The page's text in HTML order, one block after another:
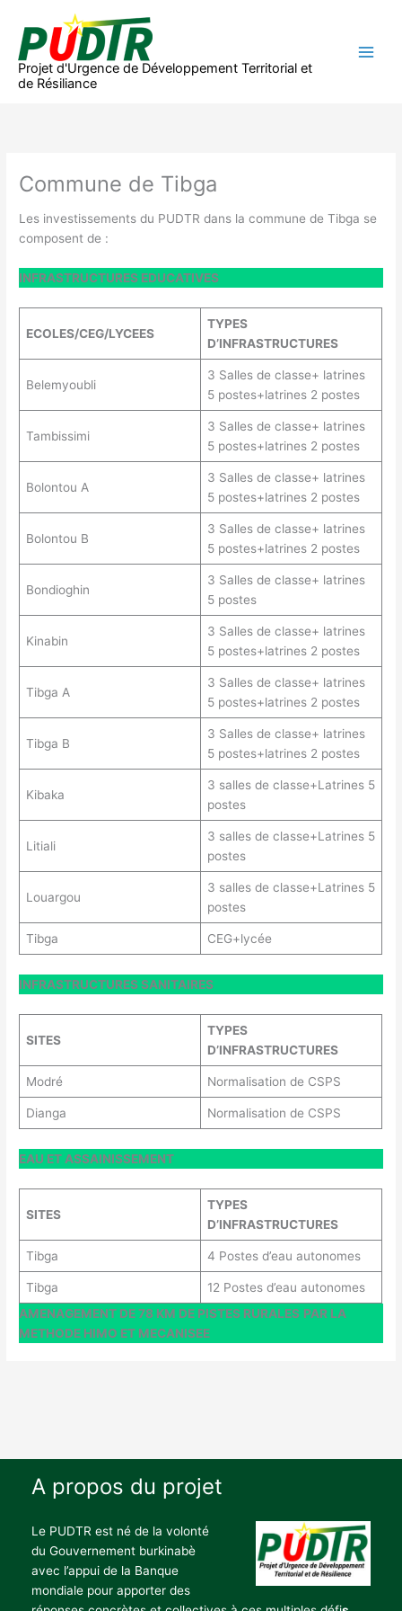
contenu
Projet d'Urgence de Développement Territorial et
de Résiliance
Commune de Tibga
Les investissements du PUDTR dans la commune de Tibga se
composent de :
INFRASTRUCTURES EDUCATIVES
ECOLES/CEG/LYCEES
TYPES
D’INFRASTRUCTURES
Belemyoubli
3 Salles de classe+ latrines
5 postes+latrines 2 postes
Tambissimi
3 Salles de classe+ latrines
5 postes+latrines 2 postes
Bolontou A
3 Salles de classe+ latrines
5 postes+latrines 2 postes
Bolontou B
3 Salles de classe+ latrines
5 postes+latrines 2 postes
Bondioghin
3 Salles de classe+ latrines
5 postes
Kinabin
3 Salles de classe+ latrines
5 postes+latrines 2 postes
Tibga A
3 Salles de classe+ latrines
5 postes+latrines 2 postes
Tibga B
3 Salles de classe+ latrines
5 postes+latrines 2 postes
Kibaka
3 salles de classe+Latrines 5
postes
Litiali
3 salles de classe+Latrines 5
postes
Louargou
3 salles de classe+Latrines 5
postes
Tibga CEG+lycée
INFRASTRUCTURES SANITAIRES
SITES
TYPES
D’INFRASTRUCTURES
Modré Normalisation de CSPS
Dianga Normalisation de CSPS
EAU ET ASSAINISSEMENT
SITES
TYPES
D’INFRASTRUCTURES
Tibga 4 Postes d’eau autonomes
Tibga
12 Postes d’eau autonomes
AMENAGEMENT DE 78 KM DE PISTES RURALES PAR LA
METHODE HIMO ET MECANISEE
A propos du projet
Le PUDTR est né de la volonté
du Gouvernement burkinabè
avec l’appui de la Banque
mondiale pour apporter des